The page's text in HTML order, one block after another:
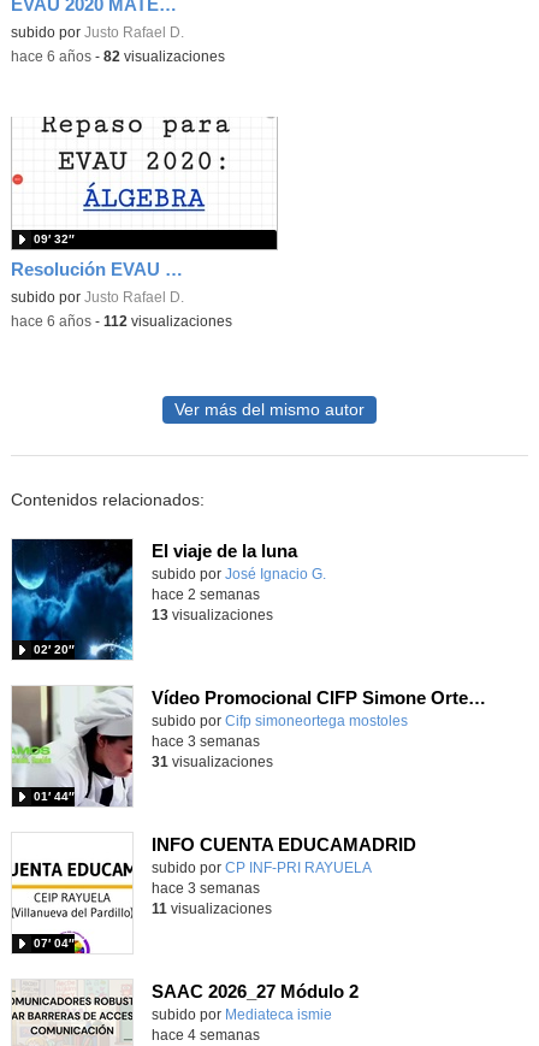
subido por Justo Rafael D.
-hace 6 años- 82 visualizaciones
Resolución EVAU 2020 MODELO MATEMÁTICAS II MADRID, ALGEBRA OPCIÓN B.
subido por Justo Rafael D.
09′ 32″
-hace 6 años- 112 visualizaciones
Ver más del mismo autor
Contenidos relacionados:
El viaje de la luna
Contenido educativo.
subido por José Ignacio G.
02′ 20″
hace 2 semanas
13visualizaciones
Vídeo Promocional CIFP Simone Ortega
Contenido educativo.
subido por Cifp simoneortega mostoles
01′ 44″
-
hace 3 semanas
31 visualizaciones
INFO CUENTA EDUCAMADRID
subido por CP INF-PRI RAYUELA
07′ 04″
-
hace 3 semanas
11 visualizaciones
SAAC 2026_27 Módulo 2
subido por Mediateca ismie
hace 4 semanas